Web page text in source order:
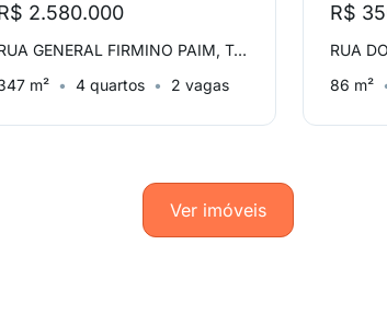
2.580.000
RUA GENERAL FIRMINO PAIM, Torres
m²
4 quartos 2 vagas
R$
RUA
86 m²
Ver imóveis